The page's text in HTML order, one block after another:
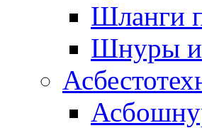
Шланги
Шнуры и